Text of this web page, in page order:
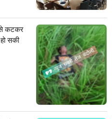
से कटकर
सकी